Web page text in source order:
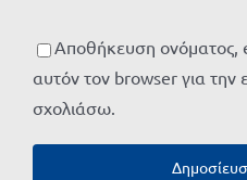
Αποθήκευση ονόματος,
αυτόν τον browser για
σχολιάσω.